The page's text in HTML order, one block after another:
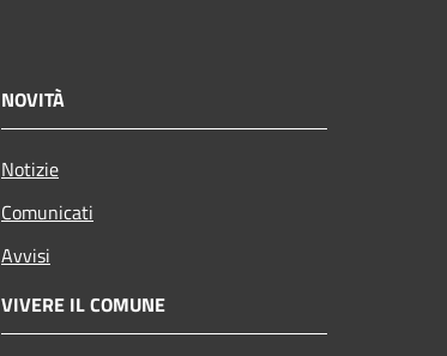
NOVITÀ
Notizie
Comunicati
Avvisi
VIVERE IL COMUNE